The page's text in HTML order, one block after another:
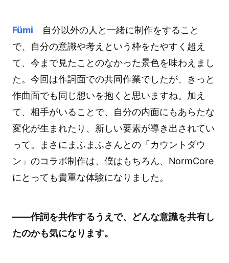
Fümi
自分以外の人と一緒に制作をすること
で、自分の意識や考えという枠をたやすく超え
て、今まで見たことのなかった景色を味わえまし
た。今回は作詞面での共同作業でしたが、きっと
作曲面でも同じ想いを抱くと思いますね。加え
て、相手がいることで、自分の内面にもあらたな
変化が生まれたり、新しい要素が導き出されてい
って。まさにまふまふさんとの「カウントダウ
ン」のコラボ制作は、僕はもちろん、NormCore
にとっても貴重な体験になりました。
――作詞を共作するうえで、どんな意識を共有し
たのかも気になります。